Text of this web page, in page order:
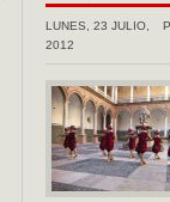
LUNES, 23 JULIO,
2012